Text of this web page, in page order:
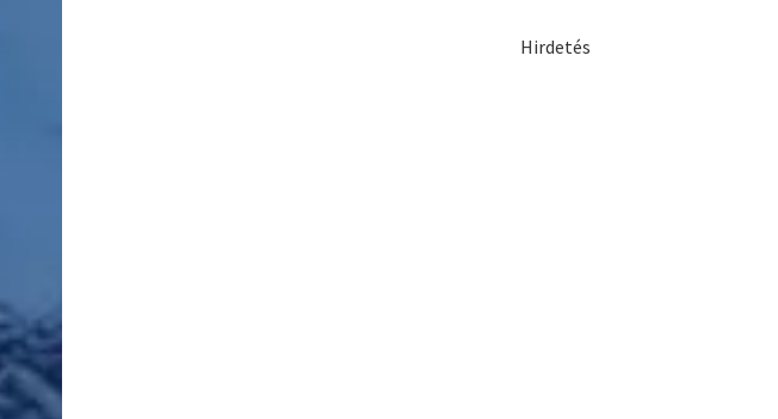
Hirdetés